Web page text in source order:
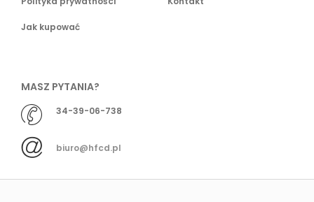
Jak kupować
MASZ PYTANIA?
34-39-06-738
biuro@hfcd.pl